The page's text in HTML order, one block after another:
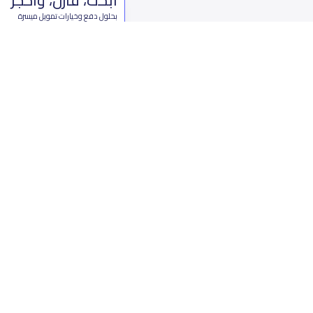
بحلول دفع وخيارات تمويل ميسرة